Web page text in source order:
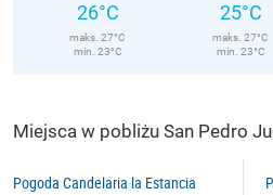
26°C
maks. 27°C
min. 23°C
25°C
maks. 27°C
min. 23°C
Miejsca w pobliżu San Pedro
Pogoda Candelaria la Estancia